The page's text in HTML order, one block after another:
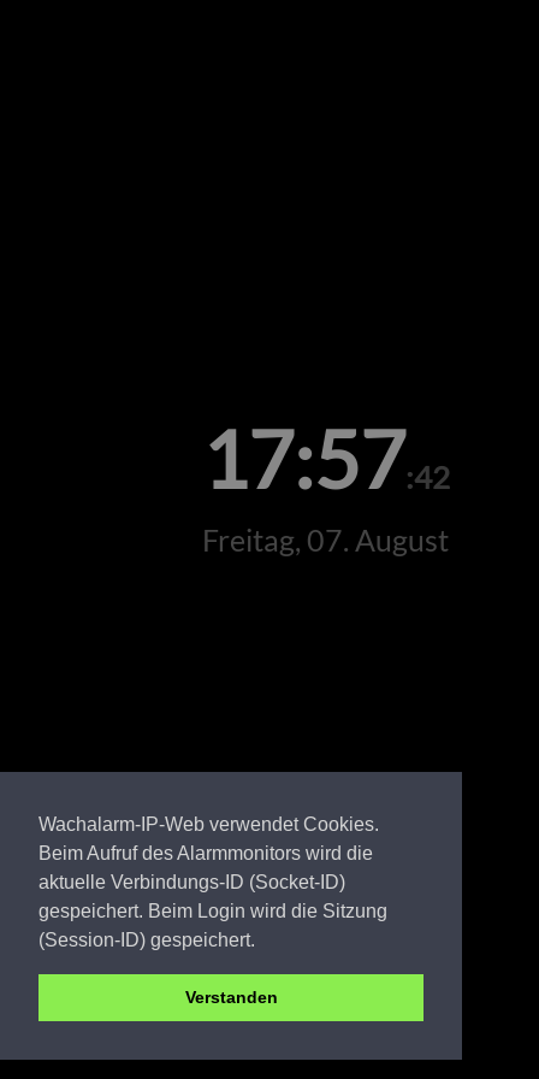
Wachalarm-IP-Web verwendet Cookies.
Beim Aufruf des Alarmmonitors wird die
aktuelle Verbindungs-ID (Socket-ID)
gespeichert. Beim Login wird die Sitzung
(Session-ID) gespeichert.
Verstanden
17:57:42
Freitag, 07. August
OSL FW Klettwitz